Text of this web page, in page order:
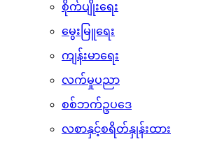
စိုက်ပျိုးရေး
မွေးမြူရေး
ကျန်းမာရေး
လက်မှုပညာ
စစ်ဘက်ဥပဒေ
လစာနှင့်စရိတ်နှုန်းထား